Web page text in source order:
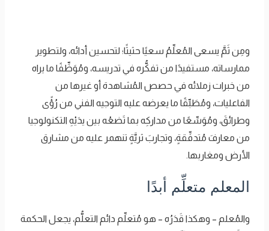
ومِن ثَمَّ يسعى المُعلِّمُ سعيًا حثيثًا؛ لتحسين أدائه، ولتطوير
ممارساته، مستفيدًا من تفكُّره في تدريسه، ومُوَظِّفًا ما يراه
من خبرات زملائه في حصص المُشاهدة أو غيرها من
الفاعليات، ومُطَبِّقًا ما يعرضه عليه التوجيه الفني من رُؤًى
وطرائقَ، ومُوَسِّعًا من مداركِه بما تَضعُه بين يدَيْهِ التكنولوجيا
من معارفَ مُتدفِّقةٍ، وتجاربَ ثريَّةٍ تنهمر عليه من مشارق
الأرض ومغاربها.
المعلم متعلِّم أبدًا
والمُعلم – وهكذا قَدَرُه – هو مُتعلِّم دائم التعلُّم، يجعل الحكمة